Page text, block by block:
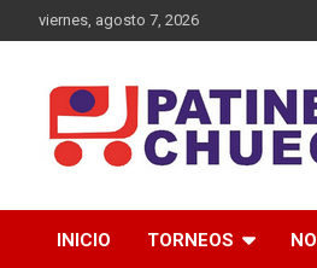
viernes, agosto 7, 2026
Patines y
INICIO TORNEOS